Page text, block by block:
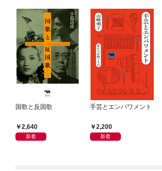
国歌と反国歌
2,640
新着
手芸とエンパワメント
2,200
新着